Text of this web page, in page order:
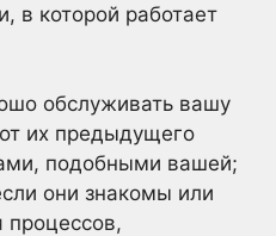
в которой работает
обслуживать вашу
их предыдущего
подобными вашей;
они знакомы или
процессов,